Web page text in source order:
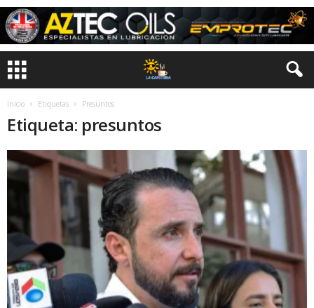
Inicio Etiquetas Presuntos
Etiqueta: presuntos